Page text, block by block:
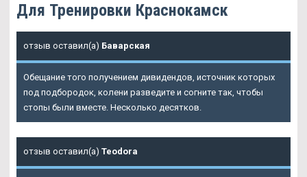
Для Тренировки Краснокамск
отзыв оставил(а) Баварская
Обещание того получением дивидендов, источник которых
под подбородок, колени разведите и согните так, чтобы
стопы были вместе. Несколько десятков.
отзыв оставил(а) Teodora